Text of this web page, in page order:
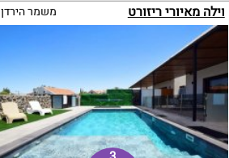
וילה מאיורי ריזורט משמר הירדן